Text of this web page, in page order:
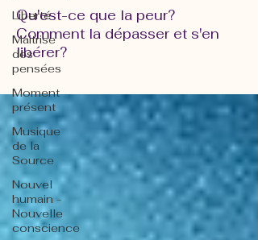
Liberté
Maitrise
des
pensées
Moment
présent
Musique
de la
Source
Nouvel
humain -
Nouvelle
conscience
Qu'est-ce que la peur?
Comment la dépasser et s'en
libérer?